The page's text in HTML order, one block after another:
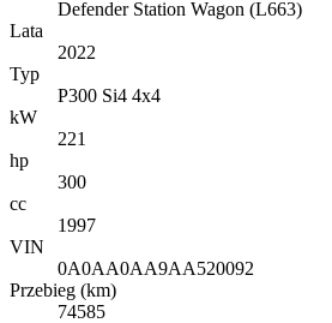
Defender Station Wagon (L663)
Lata
2022
Typ
P300 Si4 4x4
kW
221
hp
300
cc
1997
VIN
0A0AA0AA9AA520092
Przebieg (km)
74585